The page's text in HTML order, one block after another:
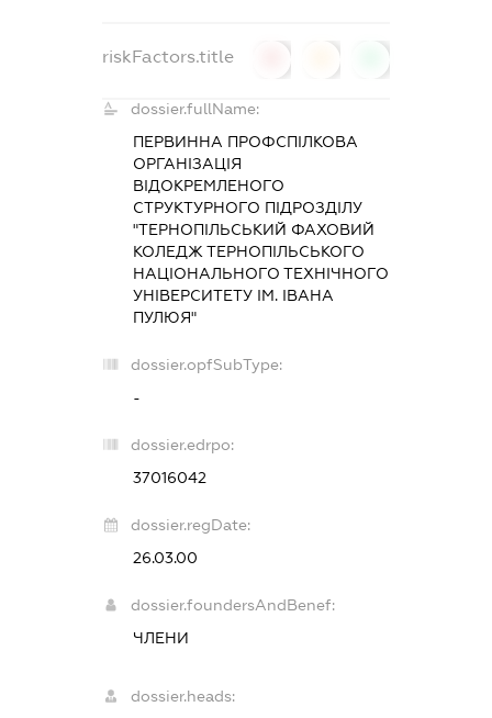
riskFactors.title
dossier.fullName:
ПЕРВИННА ПРОФСПІЛКОВА
ОРГАНІЗАЦІЯ
ВІДОКРЕМЛЕНОГО
СТРУКТУРНОГО ПІДРОЗДІЛУ
"ТЕРНОПІЛЬСЬКИЙ ФАХОВИЙ
КОЛЕДЖ ТЕРНОПІЛЬСЬКОГО
НАЦІОНАЛЬНОГО ТЕХНІЧНОГО
УНІВЕРСИТЕТУ ІМ. ІВАНА
ПУЛЮЯ"
dossier.opfSubType:
-
dossier.edrpo:
37016042
dossier.regDate:
26.03.00
dossier.foundersAndBenef:
ЧЛЕНИ
dossier.heads: